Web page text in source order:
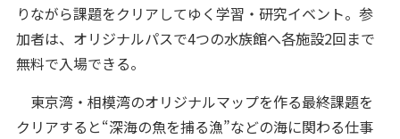
りながら課題をクリアしてゆく学習・研究イベント。参
加者は、オリジナルパスで4つの水族館へ各施設2回まで
無料で入場できる。
東京湾・相模湾のオリジナルマップを作る最終課題を
クリアすると“深海の魚を捕る漁”などの海に関わる仕事